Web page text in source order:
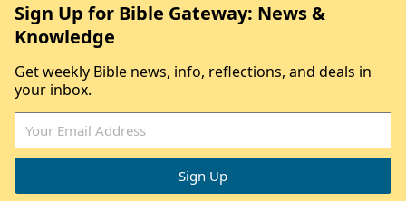
Sign Up for Bible Gateway: News &
Knowledge
Get weekly Bible news, info, reflections, and deals in
your inbox.